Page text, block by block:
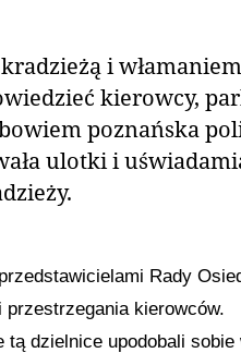
i
kierowcy,
poznańska
ulotki i
Rady
kierowców.
tą dzielnice upodobali sobie